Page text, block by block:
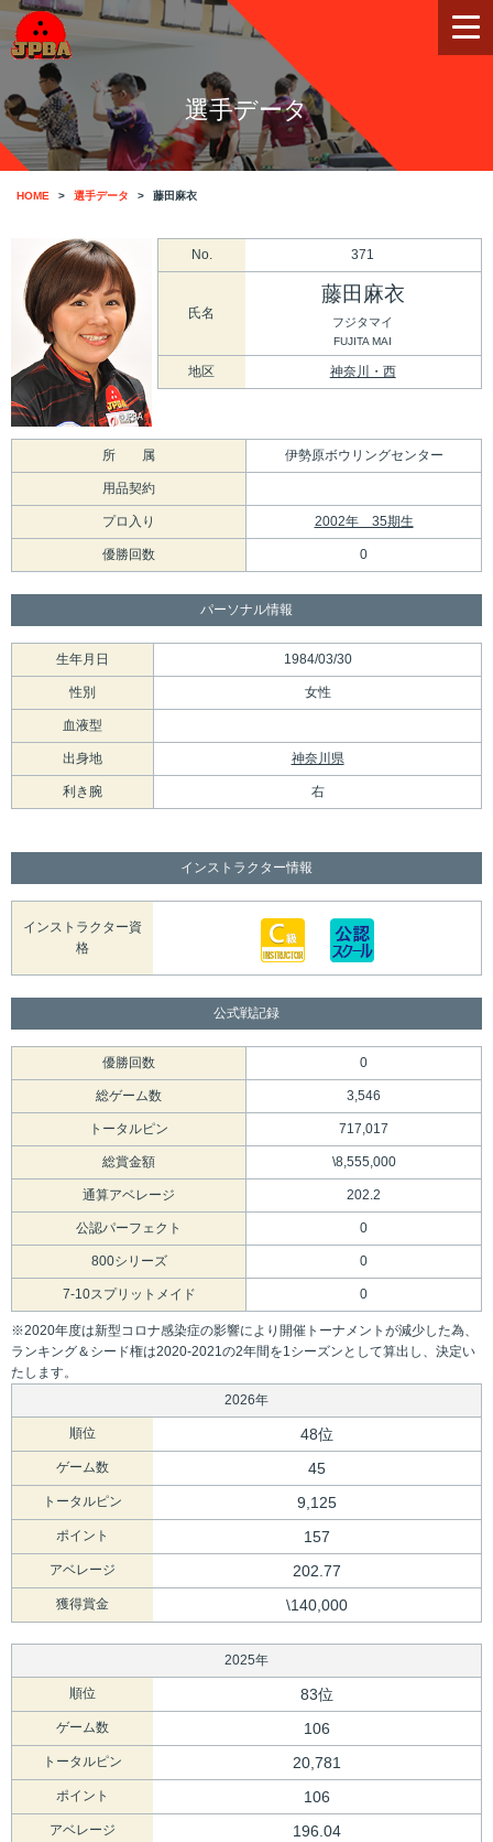
選手データ
HOME 選手データ 藤田麻衣
No. 371
氏名
藤田麻衣
フジタマイ
FUJITA MAI
地区 神奈川・西
所 属 伊勢原ボウリングセンター
用品契約
プロ入り 2002年 35期生
優勝回数 0
パーソナル情報
生年月日 1984/03/30
性別 女性
血液型
出身地 神奈川県
利き腕 右
インストラクター情報
インストラクター資
格
公式戦記録
優勝回数 0
総ゲーム数 3,546
トータルピン 717,017
総賞金額 \8,555,000
通算アベレージ 202.2
公認パーフェクト 0
800シリーズ 0
7-10スプリットメイド 0
※2020年度は新型コロナ感染症の影響により開催トーナメントが減少した為、
ランキング＆シード権は2020-2021の2年間を1シーズンとして算出し、決定い
たします。
2026年
順位 48位
ゲーム数 45
トータルピン 9,125
ポイント 157
アベレージ 202.77
獲得賞金 \140,000
2025年
順位 83位
ゲーム数 106
トータルピン 20,781
ポイント 106
アベレージ 196.04